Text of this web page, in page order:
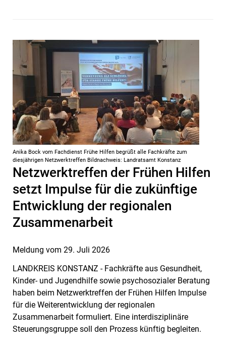
Anika Bock vom Fachdienst Frühe Hilfen begrüßt alle Fachkräfte zum
diesjährigen Netzwerktreffen Bildnachweis: Landratsamt Konstanz
Meldung vom 29. Juli 2026
Netzwerktreffen der Frühen Hilfen
setzt Impulse für die zukünftige
Entwicklung der regionalen
Zusammenarbeit
LANDKREIS KONSTANZ - Fachkräfte aus Gesundheit,
Kinder- und Jugendhilfe sowie psychosozialer Beratung
haben beim Netzwerktreffen der Frühen Hilfen Impulse
für die Weiterentwicklung der regionalen
Zusammenarbeit formuliert. Eine interdisziplinäre
Steuerungsgruppe soll den Prozess künftig begleiten.